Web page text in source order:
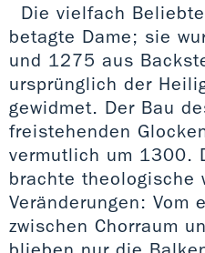
Die vielfach
betagte Dame; sie
und 1275 aus
ursprünglich der
gewidmet. Der Bau
freistehenden
vermutlich um 1300.
brachte theologische
Veränderungen: Vom
zwischen Chorraum